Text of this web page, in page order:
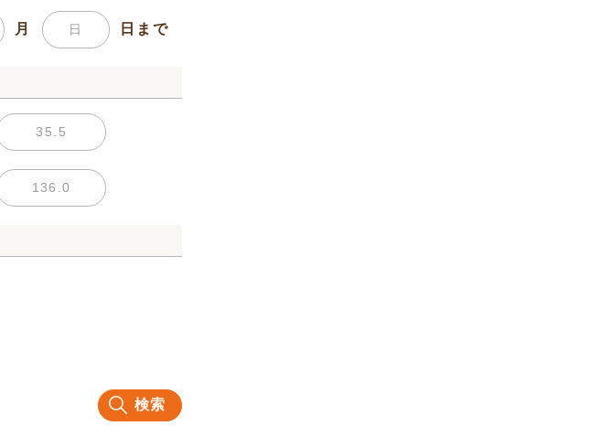
月 日まで
検索